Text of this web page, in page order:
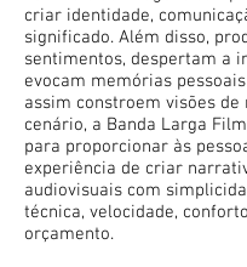
criar identidade,
significado. Além disso,
sentimentos, despertam a
evocam memórias
assim constroem visões de
cenário, a Banda Larga
para proporcionar às
experiência de criar
audiovisuais com
técnica, velocidade,
orçamento.